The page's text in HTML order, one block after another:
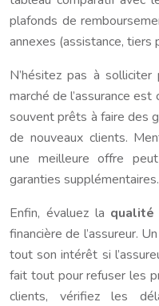
plafonds de
annexes (assistance, tiers
N’hésitez pas à
marché de l’assurance
souvent prêts à faire des
de nouveaux clients.
une meilleure offre
garanties supplémentaires.
Enfin, évaluez la
financière de l’assureur.
tout son intérêt si
fait tout pour refuser les
clients, vérifiez les